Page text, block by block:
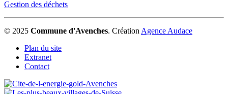
Gestion des déchets
© 2025 Commune d'Avenches. Création Agence Audace
Plan du site
Extranet
Contact